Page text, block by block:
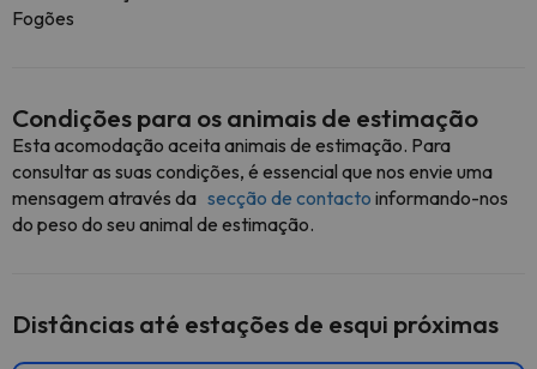
Fogões
Condições para os animais de estimação
Esta acomodação aceita animais de estimação. Para
consultar as suas condições, é essencial que nos envie uma
mensagem através da secção de contacto informando-nos
do peso do seu animal de estimação.
Distâncias até estações de esqui próximas